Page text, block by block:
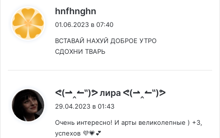
hnfhnghn
01.06.2023 в 07:40
ВСТАВАЙ НАXУЙ ДОБРОЕ УТРО
СДОХНИ ТВАРЬ
ᕙ(⇀‸↼‶)ᕗ лира ᕙ(⇀‸↼‶)ᕗ
29.04.2023 в 01:43
Очень интересно! И арты великолепные ) +3,
успехов 💜💗💕